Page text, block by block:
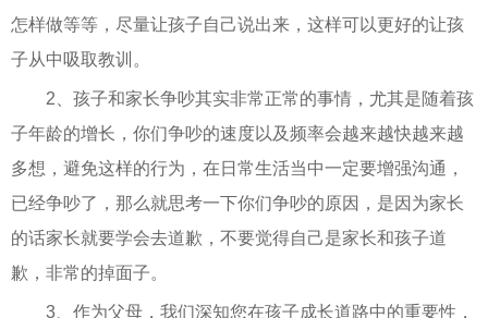
怎样做等等，尽量让孩子自己说出来，这样可以更好的让孩
子从中吸取教训。
2、孩子和家长争吵其实非常正常的事情，尤其是随着孩
子年龄的增长，你们争吵的速度以及频率会越来越快越来越
多想，避免这样的行为，在日常生活当中一定要增强沟通，
已经争吵了，那么就思考一下你们争吵的原因，是因为家长
的话家长就要学会去道歉，不要觉得自己是家长和孩子道
歉，非常的掉面子。
3、作为父母，我们深知您在孩子成长道路中的重要性，